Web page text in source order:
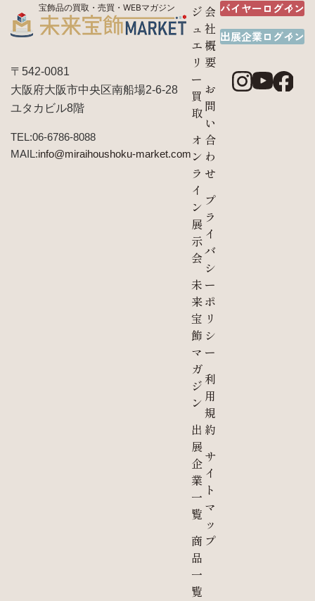
宝飾品の買取・売買・WEBマガジン
〒542-0081
大阪府大阪市中央区南船場2-6-28
ユタカビル8階
TEL:06-6786-8088
MAIL:info@miraihoushoku-market.com
ジ
ュ
エ
リ
ー
買
取
オ
ン
ラ
イ
ン
展
示
会
未
来
宝
飾
マ
ガ
ジ
ン
出
展
企
業
一
覧
商
品
一
覧
会
社
概
要
お
問
い
合
わ
せ
プ
ラ
イ
バ
シ
ー
ポ
リ
シ
ー
利
用
規
約
サ
イ
ト
マ
ッ
プ
バイヤーログイン
出展企業ログイン